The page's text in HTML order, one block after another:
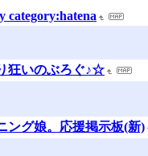
category:hatena
狂いのぶろぐ♪☆
ング娘。応援掲示板(新)